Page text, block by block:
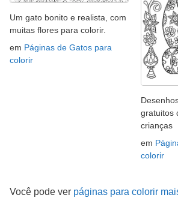
Um gato bonito e realista, com
muitas flores para colorir.
em Páginas de Gatos para
colorir
gratuitos
crianças
em
colorir
Você pode ver páginas para colorir